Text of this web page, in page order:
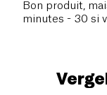
Bon produit,
minutes - 30 si